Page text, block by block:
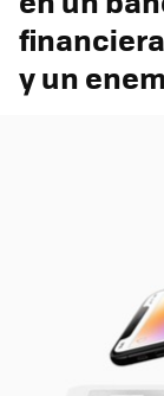
y un